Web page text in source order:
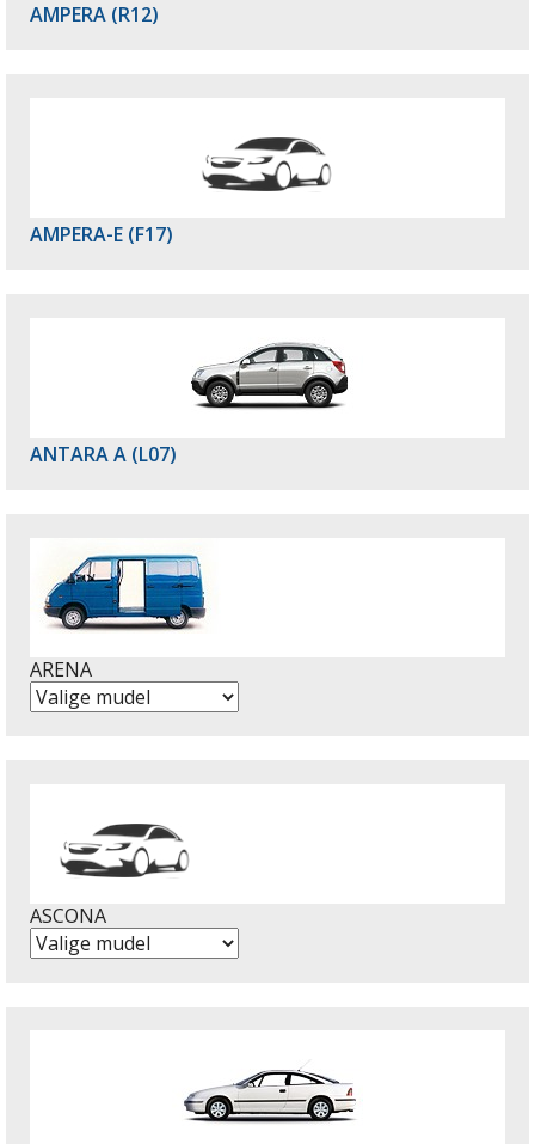
AMPERA (R12)
AMPERA-E (F17)
ANTARA A (L07)
ARENA
ASCONA